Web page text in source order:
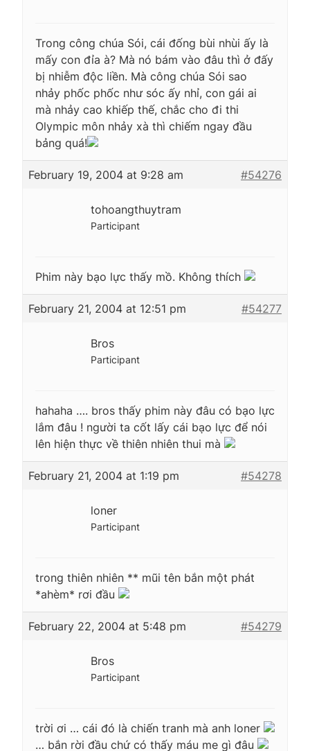
Trong công chúa Sói, cái đống bùi nhùi ấy là
mấy con đỉa à? Mà nó bám vào đâu thì ở đấy
bị nhiễm độc liền. Mà công chúa Sói sao
nhảy phốc phốc như sóc ấy nhỉ, con gái ai
mà nhảy cao khiếp thế, chắc cho đi thi
Olympic môn nhảy xà thì chiếm ngay đầu
bảng quá!
February 19, 2004 at 9:28 am #54276
tohoangthuytram
Participant
Phim này bạo lực thấy mồ. Không thích
February 21, 2004 at 12:51 pm #54277
Bros
Participant
hahaha …. bros thấy phim này đâu có bạo lực
lắm đâu ! người ta cốt lấy cái bạo lực để nói
lên hiện thực về thiên nhiên thui mà
February 21, 2004 at 1:19 pm #54278
loner
Participant
trong thiên nhiên ** mũi tên bắn một phát
*ahèm* rơi đầu
February 22, 2004 at 5:48 pm #54279
Bros
Participant
trời ơi … cái đó là chiến tranh mà anh loner
… bắn rời đầu chứ có thấy máu me gì đâu